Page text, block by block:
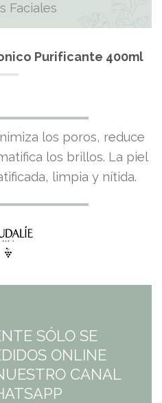
Faciales
Purificante 400ml
los poros, reduce
los brillos. La piel
limpia y nítida.
SÓLO SE
ONLINE
CANAL